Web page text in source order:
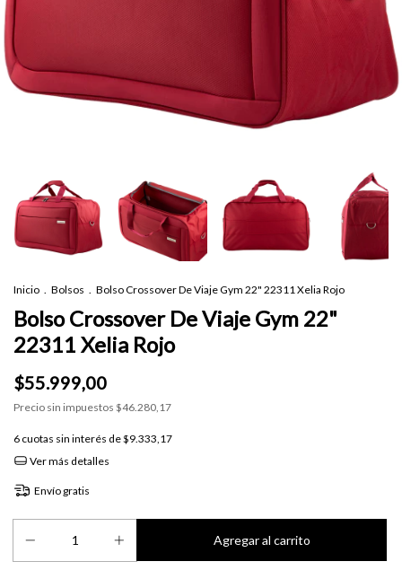
Inicio Bolsos Bolso Crossover De Viaje Gym 22" 22311 Xelia Rojo
Bolso Crossover De Viaje Gym 22"
22311 Xelia Rojo
$55.999,00
Precio sin impuestos $46.280,17
6 cuotas sin interés de$9.333,17
Ver más detalles
Envío gratis